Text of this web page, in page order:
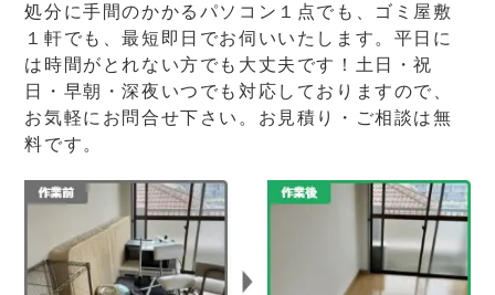
処分に手間のかかるパソコン１点でも、ゴミ屋敷
１軒でも、最短即日でお伺いいたします。平日に
は時間がとれない方でも大丈夫です！土日・祝
日・早朝・深夜いつでも対応しておりますので、
お気軽にお問合せ下さい。お見積り・ご相談は無
料です。